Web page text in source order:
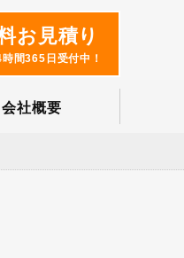
お見積り
間365日受付中！
会社概要